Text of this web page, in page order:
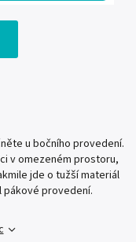
u bočního provedení.
v omezeném prostoru,
jde o tužší materiál
pákové provedení.